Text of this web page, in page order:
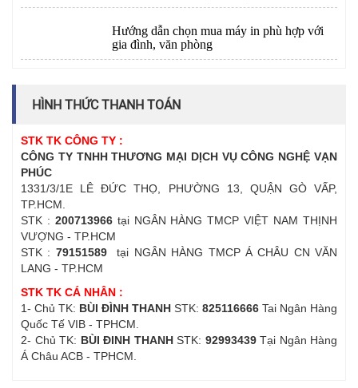
Hướng dẫn chọn mua máy in phù hợp với
gia đình, văn phòng
HÌNH THỨC THANH TOÁN
STK TK CÔNG TY :
CÔNG TY TNHH THƯƠNG MẠI DỊCH VỤ CÔNG NGHỆ VẠN
PHÚC
1331/3/1E LÊ ĐỨC THỌ, PHƯỜNG 13, QUẬN GÒ VẤP,
TP.HCM.
STK : 200713966tại NGÂN HÀNG TMCP VIỆT NAM THỊNH
VƯỢNG - TP.HCM
STK : 79151589tại NGÂN HÀNG TMCP Á CHÂU CN VĂN
LANG - TP.HCM
STK TK CÁ NHÂN :
1- Chủ TK: BÙI ĐÌNH THANH STK: 825116666 Tai Ngân Hàng
Quốc Tế VIB - TPHCM.
2- Chủ TK: BÙI ĐINH THANHSTK: 92993439Tại Ngân Hàng
Á Châu ACB - TPHCM.